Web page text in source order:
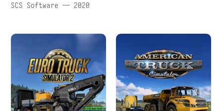
SCS Software — 2020